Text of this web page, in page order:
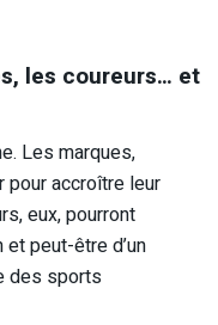
les coureurs… et
Les marques,
pour accroître leur
eux, pourront
peut-être d’un
des sports